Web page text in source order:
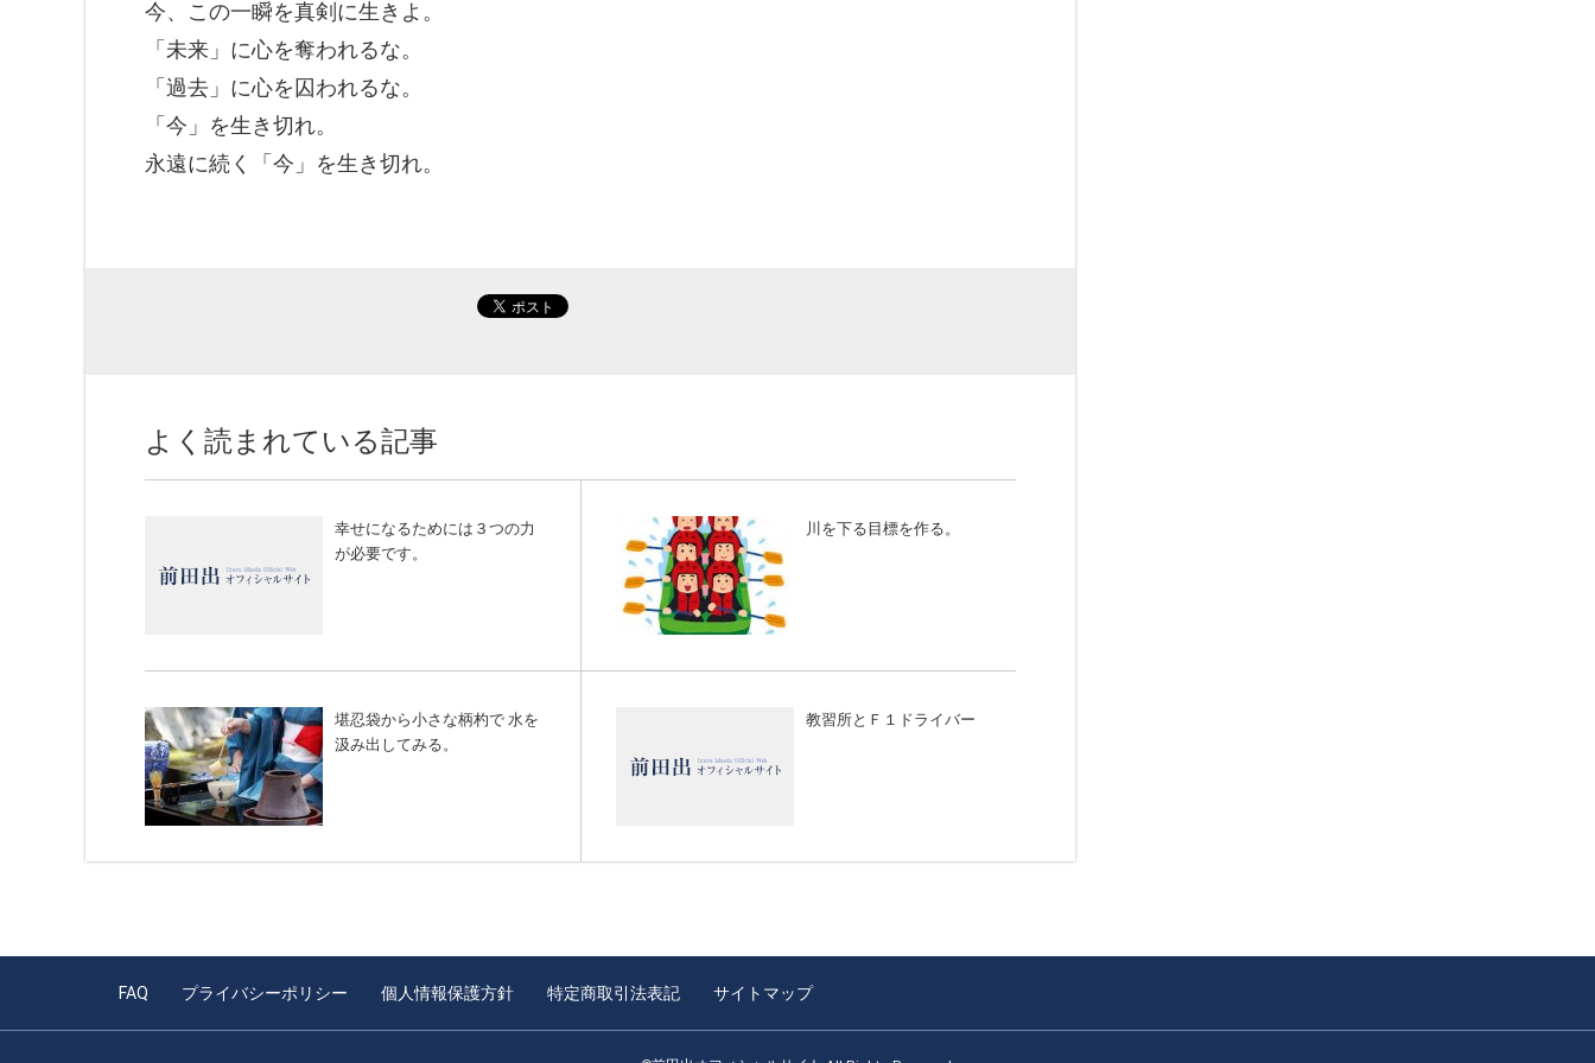
今、この一瞬を真剣に生きよ。
「未来」に心を奪われるな。
「過去」に心を囚われるな。
「今」を生き切れ。
永遠に続く「今」を生き切れ。
よく読まれている記事
幸せになるためには３つの力
が必要です。
川を下る目標を作る。
堪忍袋から小さな柄杓で 水を
汲み出してみる。
教習所とＦ１ドライバー
FAQ プライバシーポリシー 個人情報保護方針 特定商取引法表記 サイトマップ